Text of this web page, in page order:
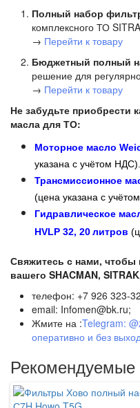
Полный набор
комплексного ТО
→ Перейти к товару
Бюджетный полный
решение для
→ Перейти к товару
Не забудьте приобрести
масла для ТО:
Моторное масло
указана с учётом НДС).
Трансмиссионное
(цена указана с
Гидравлическое
HVLP 32, 20 литров
Свяжитесь с нами, чтобы
вашего SHACMAN,
телефон: +7 926 323-
email: Infomen@bk.ru;
Жмите на :Telegram:
оперативно и без
Рекомендуемые